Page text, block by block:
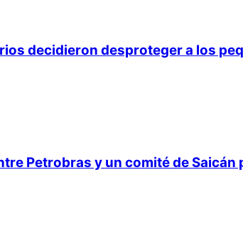
decidieron desproteger a los
Petrobras y un comité de